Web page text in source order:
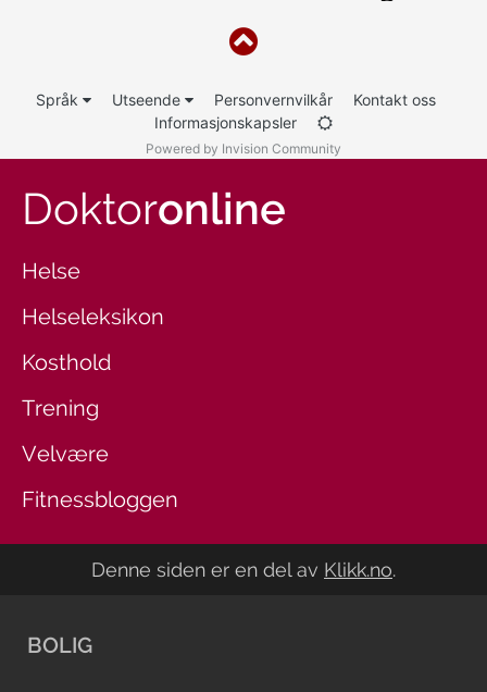
Språk Utseende Personvernvilkår
Kontakt oss
Informasjonskapsler
Powered by Invision Community
Doktoronline
Helse
Helseleksikon
Kosthold
Trening
Velvære
Fitnessbloggen
Denne siden er en del av Klikk.no.
BOLIG